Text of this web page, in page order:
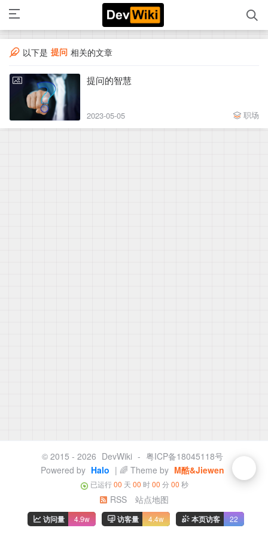
以下是 提问 相关的文章
提问的智慧
2023-05-05 职场
© 2015 - 2026 DevWiki - 粤ICP备18045118号
Powered by Halo | 🌈 Theme by M酷&Jiewen
已运行00 天 00 时00 分 00 秒
RSS 站点地图
访问量 4.9w 访客量 4.4w 本页访客 22